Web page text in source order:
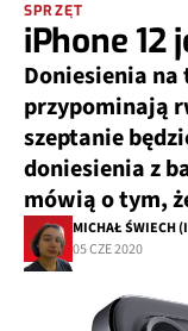
SPRZĘT
iPhone 12
Doniesienia
przypominają
szeptanie
doniesienia z
mówią o tym,
MICHAŁ ŚWIECH
05 CZE 2020